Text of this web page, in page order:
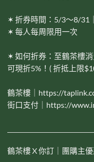
✶ 折券時間：5/3～8/31
✶ 每人每周限用一次
✶ 如何折券：至鶴茶樓
可現折5%！( 折抵上限
鶴茶樓｜https://
街口支付｜https://
鶴茶樓 X 你訂｜團購主優